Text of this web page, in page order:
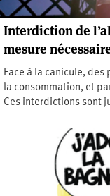
Interdiction de
mesure
Face à la canicule,
la consommation, et
Ces interdictions sont